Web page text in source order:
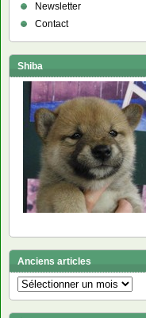
Newsletter
Contact
Shiba
Anciens articles
Anciens
articles